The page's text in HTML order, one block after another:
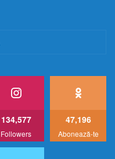
134,577
Followers
47,196
Abonează-te